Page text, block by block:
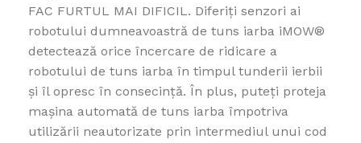
FAC FURTUL MAI DIFICIL. Diferiți senzori ai
robotului dumneavoastră de tuns iarba iMOW®
detectează orice încercare de ridicare a
robotului de tuns iarba în timpul tunderii ierbii
și îl opresc în consecință. În plus, puteți proteja
mașina automată de tuns iarba împotriva
utilizării neautorizate prin intermediul unui cod